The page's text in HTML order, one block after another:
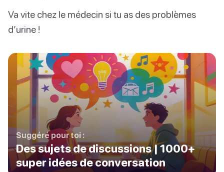
Va vite chez le médecin si tu as des problèmes
d’urine !
Suggéré pour toi :
Des sujets de discussions | 1000+
super idées de conversation